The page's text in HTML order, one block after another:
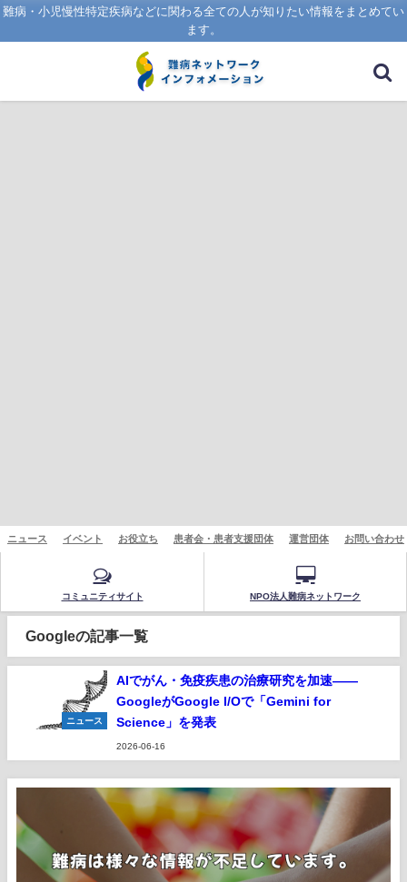
難病・小児慢性特定疾病などに関わる全ての人が知りたい情報をまとめてい
ます。
ニュース イベント お役立ち 患者会・患者支援団体 運営団体 お問い合わせ
コミュニティサイト NPO法人難病ネットワーク
Googleの記事一覧
ニュース
AIでがん・免疫疾患の治療研究を加速——
GoogleがGoogle I/Oで「Gemini for
Science」を発表
2026-06-16